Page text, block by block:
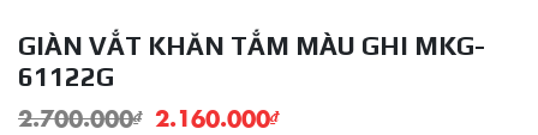
GIÀN VẮT KHĂN TẮM MÀU GHI MKG-
61122G
2.700.000₫ 2.160.000₫